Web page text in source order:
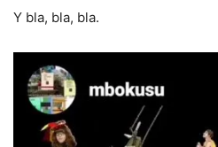
Y bla, bla, bla.